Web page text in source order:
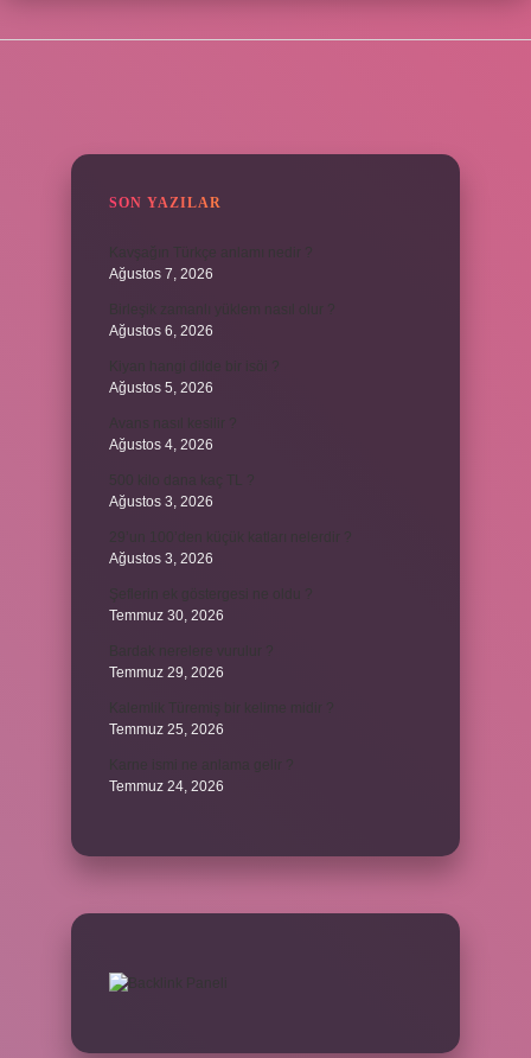
SON YAZILAR
Ağustos 7, 2026
Ağustos 6, 2026
Ağustos 5, 2026
Ağustos 4, 2026
Ağustos 3, 2026
Ağustos 3, 2026
Temmuz 30, 2026
Temmuz 29, 2026
Temmuz 25, 2026
Temmuz 24, 2026